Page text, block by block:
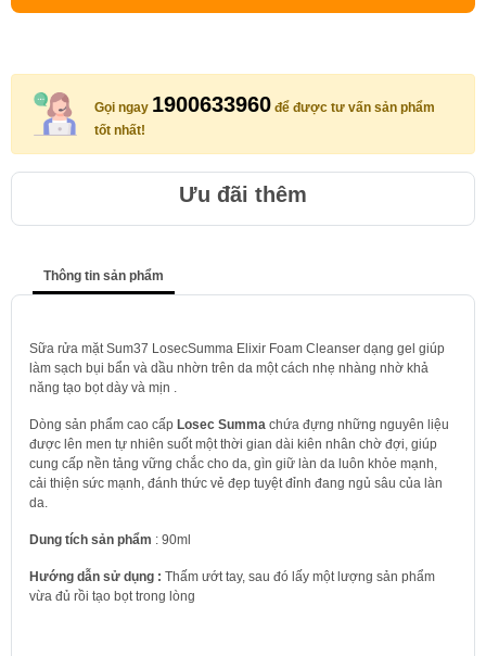
Gọi ngay 1900633960 để được tư vấn sản phẩm
tốt nhất!
Ưu đãi thêm
Thông tin sản phẩm
Sữa rửa mặt Sum37 LosecSumma Elixir Foam Cleanser dạng gel giúp
làm sạch bụi bẩn và dầu nhờn trên da một cách nhẹ nhàng nhờ khả
năng tạo bọt dày và mịn .
Dòng sản phẩm cao cấp Losec Summa chứa đựng những nguyên liệu
được lên men tự nhiên suốt một thời gian dài kiên nhân chờ đợi, giúp
cung cấp nền tảng vững chắc cho da, gìn giữ làn da luôn khỏe mạnh,
cải thiện sức mạnh, đánh thức vẻ đẹp tuyệt đỉnh đang ngủ sâu của làn
da.
Dung tích sản phẩm : 90ml
Hướng dẫn sử dụng : Thấm ướt tay, sau đó lấy một lượng sản phẩm
vừa đủ rồi tạo bọt trong lòng